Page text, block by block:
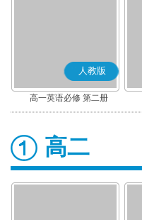
人教版
高一英语必修 第二册
高二